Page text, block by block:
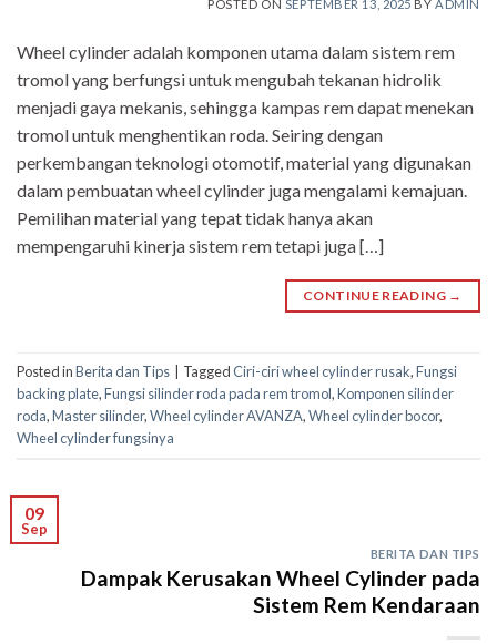
POSTED ON SEPTEMBER 13, 2025 BYADMIN
Wheel cylinder adalah komponen utama dalam sistem rem
tromol yang berfungsi untuk mengubah tekanan hidrolik
menjadi gaya mekanis, sehingga kampas rem dapat menekan
tromol untuk menghentikan roda. Seiring dengan
perkembangan teknologi otomotif, material yang digunakan
dalam pembuatan wheel cylinder juga mengalami kemajuan.
Pemilihan material yang tepat tidak hanya akan
mempengaruhi kinerja sistem rem tetapi juga […]
CONTINUE READING →
Posted inBerita dan Tips TaggedCiri-ciri wheel cylinder rusak,Fungsi
backing plate,Fungsi silinder roda pada rem tromol,Komponen silinder
roda,Master silinder,Wheel cylinder AVANZA,Wheel cylinder bocor,
Wheel cylinder fungsinya
09
Sep
BERITA DAN TIPS
Dampak Kerusakan Wheel Cylinder pada
Sistem Rem Kendaraan